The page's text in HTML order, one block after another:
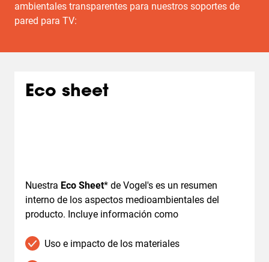
ambientales transparentes para nuestros soportes de
pared para TV:
Eco sheet
Nuestra Eco Sheet* de Vogel's es un resumen
interno de los aspectos medioambientales del
producto. Incluye información como
Uso e impacto de los materiales